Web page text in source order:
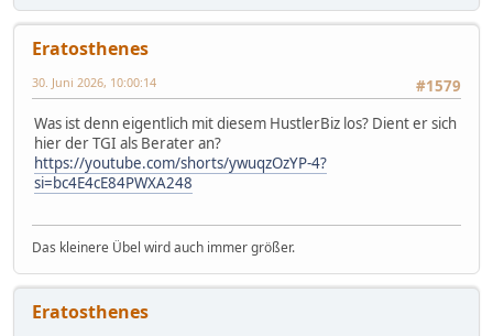
Eratosthenes
#1579
30. Juni 2026, 10:00:14
Was ist denn eigentlich mit diesem HustlerBiz los? Dient er sich
hier der TGI als Berater an?
https://youtube.com/shorts/ywuqzOzYP-4?
si=bc4E4cE84PWXA248
Das kleinere Übel wird auch immer größer.
Eratosthenes